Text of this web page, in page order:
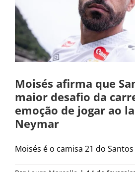
Moisés afirma que
maior desafio da
emoção de jogar ao
Neymar
Moisés é o camisa 21 do